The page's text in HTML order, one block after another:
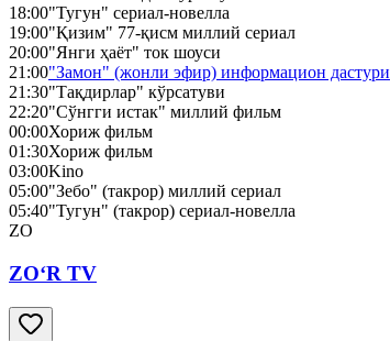
18:00"Тугун" сериал-новелла
19:00"Қизим" 77-қисм миллий сериал
20:00"Янги ҳаёт" ток шоуси
21:00"Замон" (жонли эфир) информацион дастури
21:30"Тақдирлар" кўрсатуви
22:20"Сўнгги истак" миллий фильм
00:00Хориж фильм
01:30Хориж фильм
03:00Kino
05:00"Зебо" (такрор) миллий сериал
05:40"Тугун" (такрор) сериал-новелла
ZO
ZO‘R TV